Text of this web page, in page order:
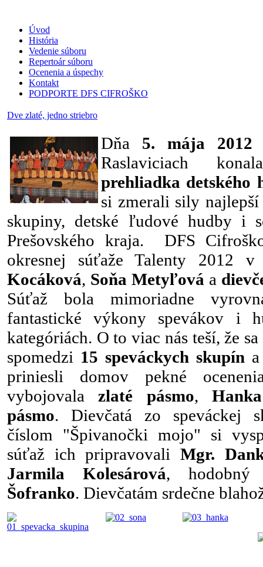
Úvod
História
Vedenie súboru
Repertoár súboru
Ocenenia a úspechy
Kontakt
PODPORTE DFS CIFROŠKO
Dve zlaté, jedno striebro
Dňa 5. mája 2012
Raslaviciach
prehliadka detského
si zmerali sily najlepší
skupiny, detské ľudové hudby i
Prešovského kraja. DFS
okresnej súťaže Talenty 2012
Kocáková, Soňa Metyľová a
Súťaž bola mimoriadne
fantastické výkony spevákov i
kategóriách. O to viac nás teší, že
spomedzi 15 speváckych skupín
priniesli domov pekné
vybojovala zlaté pásmo,
pásmo. Dievčatá zo speváckej
číslom "Špivanočki mojo" si
súťaž ich pripravovali Mgr.
Jarmila Kolesárová,
Šofranko. Dievčatám srdečne